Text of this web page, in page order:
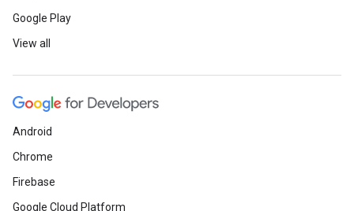
Google Play
View all
Android
Chrome
Firebase
Google Cloud Platform